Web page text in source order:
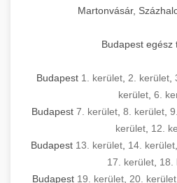
Martonvásár,
Budapest egész
Budapest 1. kerület 2. kerület
kerület 6.
Budapest 7. kerület, 8. kerület,
kerület 12.
Budapest 13. kerület 14. kerület
17. kerület 18.
Budapest 19. kerület 20. kerület